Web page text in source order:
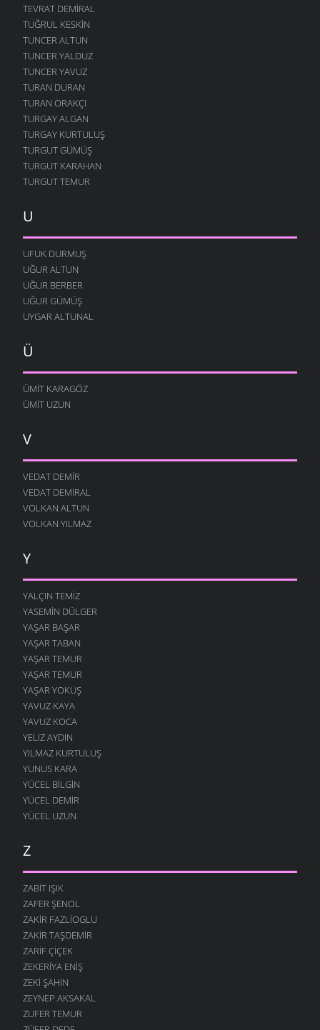
TEVRAT DEMIRAL
TUĞRUL KESKIN
TUNCER ALTUN
TUNCER YALDUZ
TUNCER YAVUZ
TURAN DURAN
TURAN ORAKÇI
TURGAY ALGAN
TURGAY KURTULUŞ
TURGUT GÜMÜŞ
TURGUT KARAHAN
TURGUT TEMUR
U
UFUK DURMUŞ
UĞUR ALTUN
UĞUR BERBER
UĞUR GÜMÜŞ
UYGAR ALTUNAL
Ü
ÜMIT KARAGÖZ
ÜMIT UZUN
V
VEDAT DEMIR
VEDAT DEMIRAL
VOLKAN ALTUN
VOLKAN YILMAZ
Y
YALÇIN TEMIZ
YASEMIN DÜLGER
YAŞAR BAŞAR
YAŞAR TABAN
YAŞAR TEMUR
YAŞAR TEMUR
YAŞAR YOKUŞ
YAVUZ KAYA
YAVUZ KOCA
YELIZ AYDIN
YILMAZ KURTULUŞ
YUNUS KARA
YÜCEL BILGIN
YÜCEL DEMIR
YÜCEL UZUN
Z
ZABIT IŞIK
ZAFER ŞENOL
ZAKIR FAZLIOGLU
ZAKIR TAŞDEMIR
ZARIF ÇIÇEK
ZEKERIYA ENIŞ
ZEKI ŞAHIN
ZEYNEP AKSAKAL
ZUFER TEMUR